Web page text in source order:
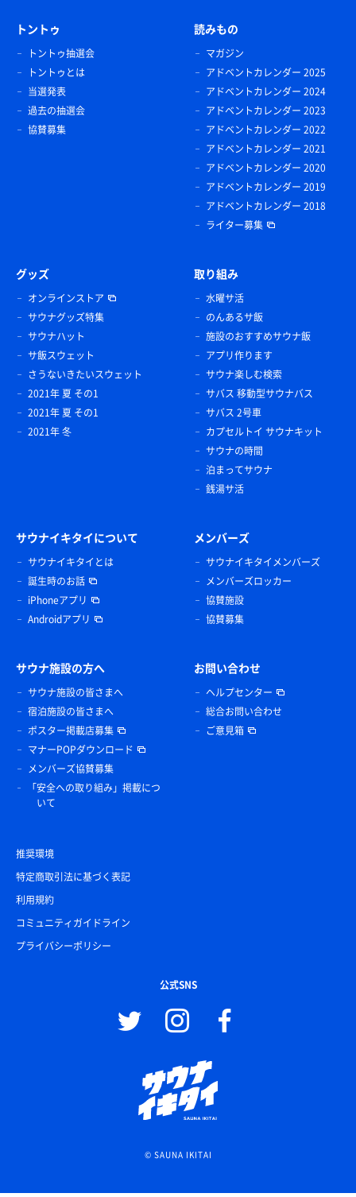
トントゥ
トントゥ抽選会
トントゥとは
当選発表
過去の抽選会
協賛募集
読みもの
マガジン
アドベントカレンダー 2025
アドベントカレンダー 2024
アドベントカレンダー 2023
アドベントカレンダー 2022
アドベントカレンダー 2021
アドベントカレンダー 2020
アドベントカレンダー 2019
アドベントカレンダー 2018
ライター募集
グッズ
オンラインストア
サウナグッズ特集
サウナハット
サ飯スウェット
さうないきたいスウェット
2021年 夏 その1
2021年 夏 その1
2021年 冬
取り組み
水曜サ活
のんあるサ飯
施設のおすすめサウナ飯
アプリ作ります
サウナ楽しむ検索
サバス 移動型サウナバス
サバス 2号車
カプセルトイ サウナキット
サウナの時間
泊まってサウナ
銭湯サ活
サウナイキタイについて
サウナイキタイとは
誕生時のお話
iPhoneアプリ
Androidアプリ
メンバーズ
サウナイキタイメンバーズ
メンバーズロッカー
協賛施設
協賛募集
サウナ施設の方へ
サウナ施設の皆さまへ
宿泊施設の皆さまへ
ポスター掲載店募集
マナーPOPダウンロード
メンバーズ協賛募集
「安全への取り組み」掲載につ
いて
お問い合わせ
ヘルプセンター
総合お問い合わせ
ご意見箱
推奨環境
特定商取引法に基づく表記
利用規約
コミュニティガイドライン
プライバシーポリシー
公式SNS
© SAUNA IKITAI